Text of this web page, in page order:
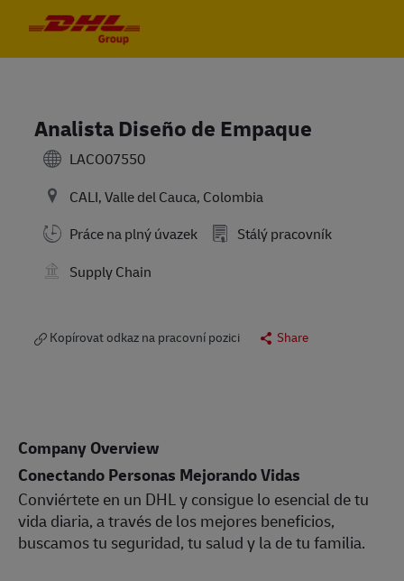
Analista Diseño de Empaque
LACO07550
CALI, Valle del Cauca, Colombia
Práce na plný úvazek
Stálý pracovník
Supply Chain
Kopírovat odkaz na pracovní pozici Share
Company Overview
Conectando Personas Mejorando Vidas
Conviértete en un DHL y consigue lo esencial de tu
vida diaria, a través de los mejores beneficios,
buscamos tu seguridad, tu salud y la de tu familia.